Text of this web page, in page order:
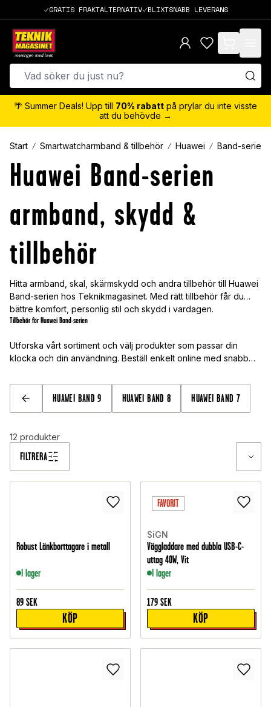
GRATIS FRAKTALTERNATIV BLIXTSNABB LEVERANS
items in cart,
🌴 Summer Deals! Upp till 70% rabatt på prylar du inte visste
att du behövde →
Start Smartwatcharmband & tillbehör Huawei Band-serien
Huawei Band-serien
armband, skydd &
tillbehör
Hitta armband, skal, skärmskydd och andra tillbehör till Huawei
Band-serien hos Teknikmagasinet. Med rätt tillbehör får du
bättre komfort, personlig stil och skydd i vardagen.
Tillbehör för Huawei Band-serien
Utforska vårt sortiment och välj produkter som passar din
klocka och din användning. Beställ enkelt online med snabb
TILLBAKA
HUAWEI BAND 9 HUAWEI BAND 8 HUAWEI BAND 7
FILTRERA
12 produkter
Robust Länkborttagare i metall
I lager
89 SEK
KÖP
FAVORIT
SiGN
Väggladdare med dubbla USB-C-
uttag 40W, Vit
I lager
179 SEK
KÖP